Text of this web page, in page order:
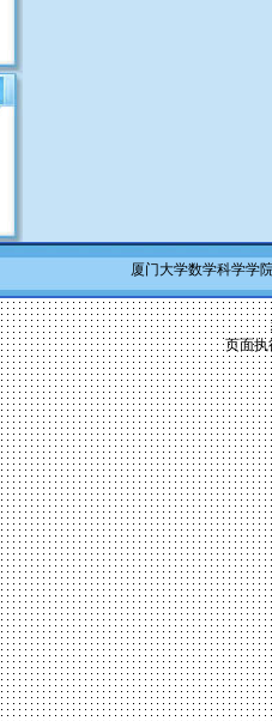
厦门大学数学科学学
页面执